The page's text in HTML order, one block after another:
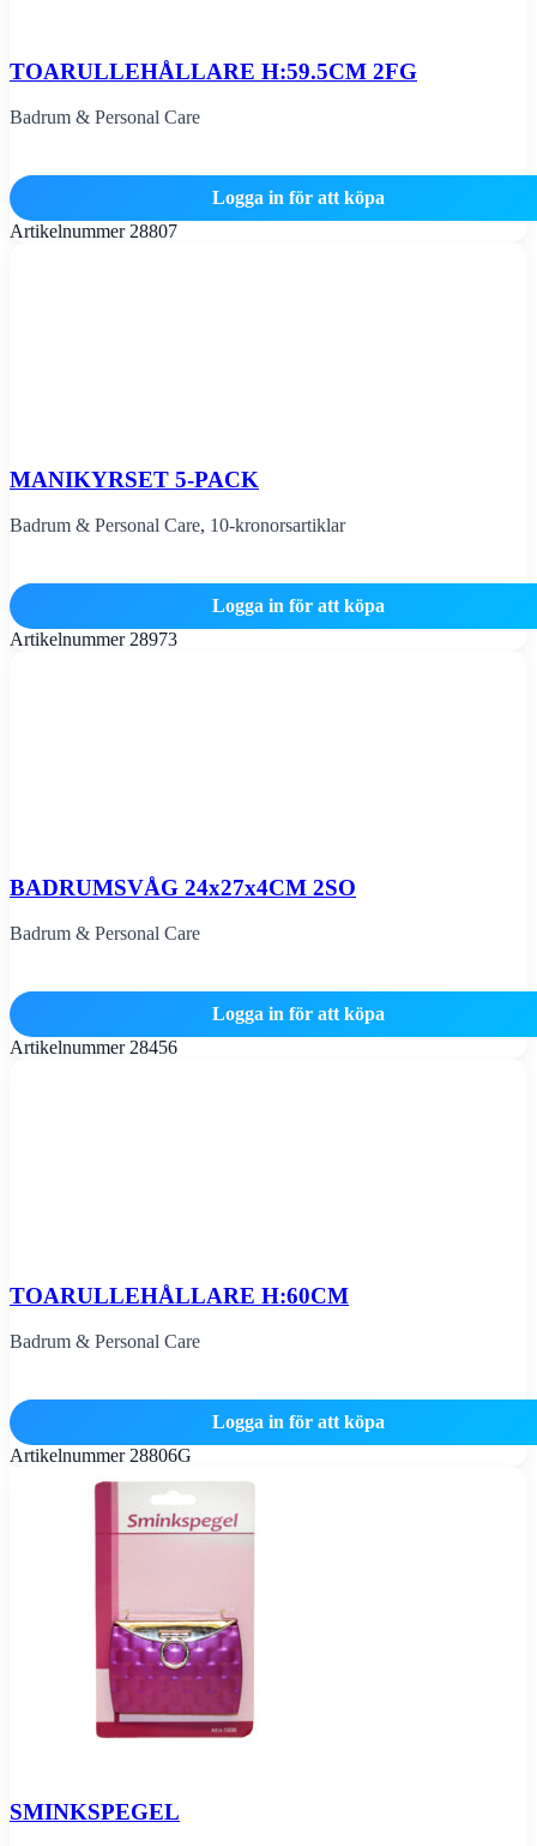
TOARULLEHÅLLARE H:59.5CM 2FG
Badrum & Personal Care
Logga in för att köpa
Artikelnummer 28807
MANIKYRSET 5-PACK
Badrum & Personal Care, 10-kronorsartiklar
Logga in för att köpa
Artikelnummer 28973
BADRUMSVÅG 24x27x4CM 2SO
Badrum & Personal Care
Logga in för att köpa
Artikelnummer 28456
TOARULLEHÅLLARE H:60CM
Badrum & Personal Care
Logga in för att köpa
Artikelnummer 28806G
SMINKSPEGEL